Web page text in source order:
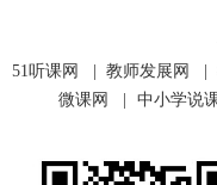
51听课网
| 教师发展网 |
微课网
| 中小学说